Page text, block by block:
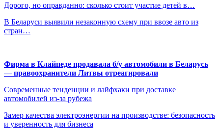
Дорого, но оправданно: сколько стоит участие детей в…
В Беларуси выявили незаконную схему при ввозе авто из
стран…
Фирма в Клайпеде продавала б/у автомобили в Беларусь
— правоохранители Литвы отреагировали
Современные тенденции и лайфхаки при доставке
автомобилей из-за рубежа
Замер качества электроэнергии на производстве: безопасность
и уверенность для бизнеса